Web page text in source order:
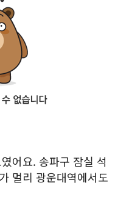
어요. 송파구 잠실 석
멀리 광운대역에서도